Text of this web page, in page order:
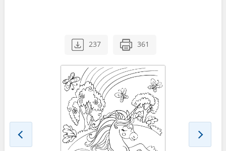
237 361